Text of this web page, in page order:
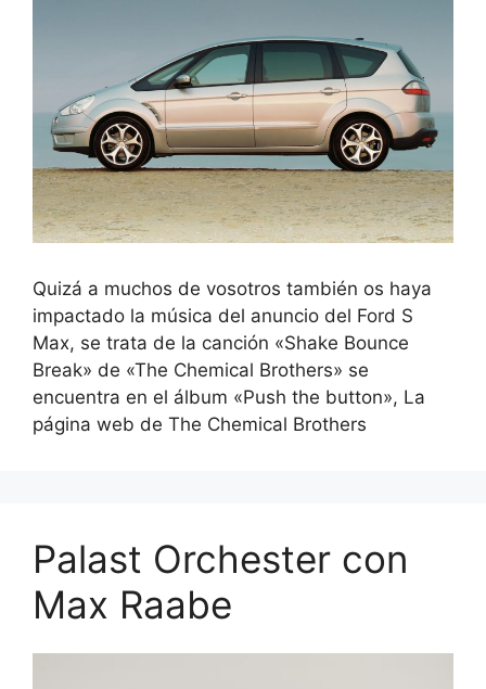
Quizá a muchos de vosotros también os haya
impactado la música del anuncio del Ford S
Max, se trata de la canción «Shake Bounce
Break» de «The Chemical Brothers» se
encuentra en el álbum «Push the button», La
página web de The Chemical Brothers
Palast Orchester con
Max Raabe